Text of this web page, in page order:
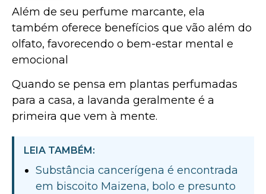
Além de seu perfume marcante, ela
também oferece benefícios que vão além do
olfato, favorecendo o bem-estar mental e
emocional
Quando se pensa em plantas perfumadas
para a casa, a lavanda geralmente é a
primeira que vem à mente.
LEIA TAMBÉM:
Substância cancerígena é encontrada
em biscoito Maizena, bolo e presunto